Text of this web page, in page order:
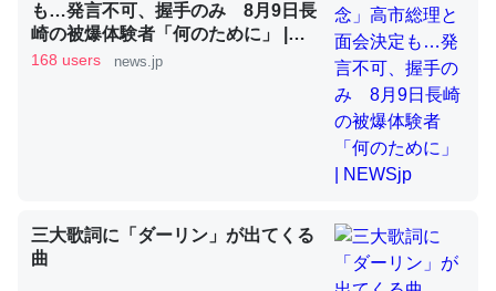
昆虫ってカルシウム少ないのか。知らんかった。調べたら
コオロギのカルシウム分はエビの600分の1程度。
─ニュース :: 【研究発表】昆虫学の大問題＝「昆虫はなぜ海にいな
論文では「淡水はカルシウムも酸素も不足してて両方に不
利だから両方が拮抗してるのでは」とあって面白い。海に
も…発言不可、握手のみ 8月9日長
崎の被爆体験者「何のために」 |
NEWSjp
168 users news.jp
三大歌詞に「ダーリン」が出てくる
曲